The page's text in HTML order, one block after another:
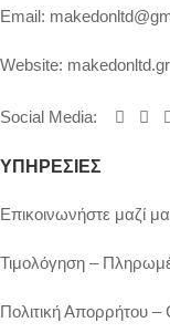
Email:
Website: makedonltd.gr
Social Media:
ΥΠΗΡΕΣΙΕΣ
Επικοινωνήστε μαζί
Τιμολόγηση –
Πολιτική Απορρήτου –